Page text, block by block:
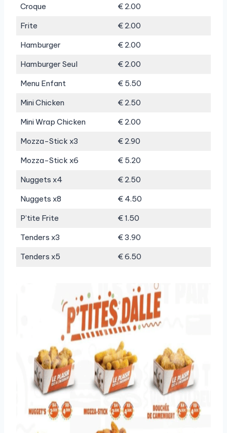
Croque
€ 2.00
Frite
€ 2.00
Hamburger
€ 2.00
Hamburger Seul
€ 2.00
Menu Enfant
€ 5.50
Mini Chicken
€ 2.50
Mini Wrap Chicken
€ 2.00
Mozza-Stick x3
€ 2.90
Mozza-Stick x6
€ 5.20
Nuggets x4
€ 2.50
Nuggets x8
€ 4.50
P’tite Frite
€ 1.50
Tenders x3
€ 3.90
Tenders x5
€ 6.50